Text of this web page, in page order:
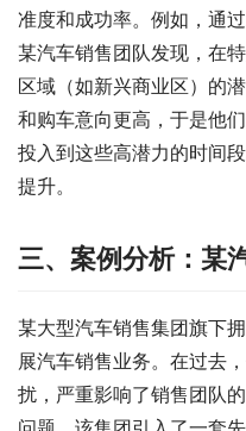
准度和成功率。例如，通
某汽车销售团队发现，在
区域（如新兴商业区）的
和购车意向更高，于是他
投入到这些高潜力的时间
提升。
三、案例分析：某
某大型汽车销售集团旗下
展汽车销售业务。在过去
扰，严重影响了销售团队